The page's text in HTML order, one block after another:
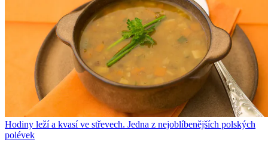
Hodiny leží a kvasí ve střevech. Jedna z nejoblíbenějších polských
polévek